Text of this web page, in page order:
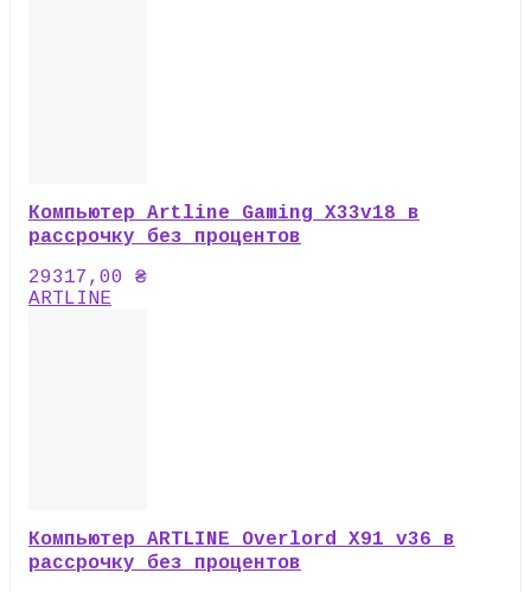
Компьютер Artline Gaming X33v18 в
рассрочку без процентов
29317,00 ₴
ARTLINE
Компьютер ARTLINE Overlord X91 v36 в
рассрочку без процентов